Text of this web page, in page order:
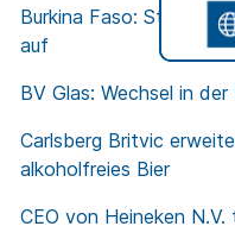
Burkina Faso:
auf
BV Glas: Wechsel in
Carlsberg Britvic
alkoholfreies Bier
CEO von Heineken